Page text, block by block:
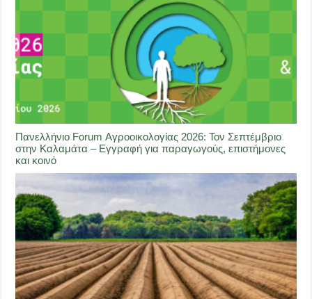
Πανελλήνιο Forum Αγροοικολογίας 2026: Τον Σεπτέμβριο
στην Καλαμάτα – Εγγραφή για παραγωγούς, επιστήμονες
και κοινό